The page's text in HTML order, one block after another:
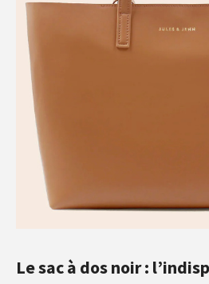
Le sac à dos noir :